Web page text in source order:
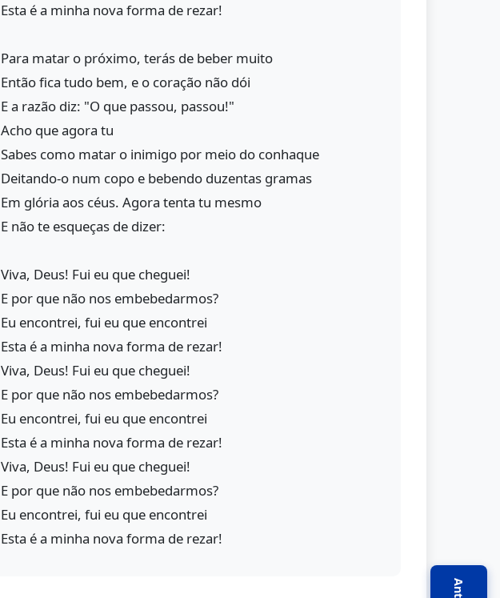
Esta é a minha nova forma de rezar!
Para matar o próximo, terás de beber muito
Então fica tudo bem, e o coração não dói
E a razão diz: "O que passou, passou!"
Acho que agora tu
Sabes como matar o inimigo por meio do conhaque
Deitando-o num copo e bebendo duzentas gramas
Em glória aos céus. Agora tenta tu mesmo
E não te esqueças de dizer:
Viva, Deus! Fui eu que cheguei!
E por que não nos embebedarmos?
Eu encontrei, fui eu que encontrei
Esta é a minha nova forma de rezar!
Viva, Deus! Fui eu que cheguei!
E por que não nos embebedarmos?
Eu encontrei, fui eu que encontrei
Esta é a minha nova forma de rezar!
Viva, Deus! Fui eu que cheguei!
E por que não nos embebedarmos?
Eu encontrei, fui eu que encontrei
Esta é a minha nova forma de rezar!